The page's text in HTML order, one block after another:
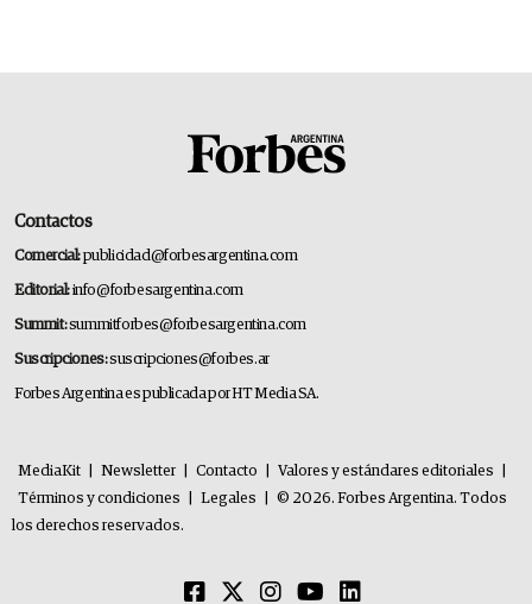
Contactos
Comercial:publicidad@forbesargentina.com
Editorial:info@forbesargentina.com
Summit:summitforbes@forbesargentina.com
Suscripciones:suscripciones@forbes.ar
Forbes Argentina es publicada por HT Media SA.
MediaKit Newsletter Contacto Valores y estándares editoriales
Términos y condiciones
Legales
© 2026. Forbes Argentina. Todos
los derechos reservados.